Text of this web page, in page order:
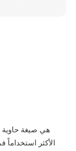
الأكثر استخداماً